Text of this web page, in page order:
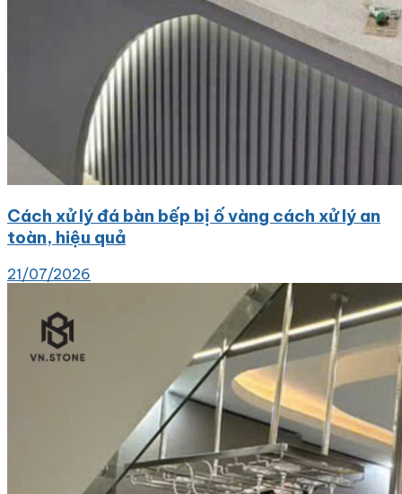
Cách xử lý đá bàn bếp bị ố vàng cách xử lý an
toàn, hiệu quả
21/07/2026